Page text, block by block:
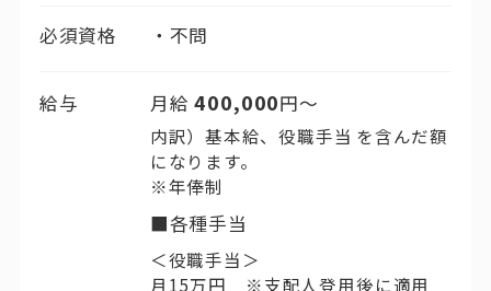
必須資格 不問
給与 月給400,000円〜
内訳）基本給、役職手当 を含んだ額
になります。
※年俸制
■各種手当
＜役職手当＞
月15万円 ※支配人登用後に適用